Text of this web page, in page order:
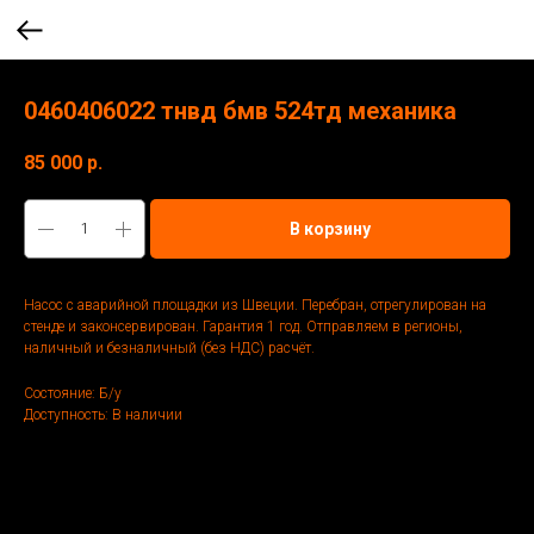
0460406022 тнвд бмв 524тд механика
85 000 р.
В корзину
Насос с аварийной площадки из Швеции. Перебран, отрегулирован на
стенде и законсервирован. Гарантия 1 год. Отправляем в регионы,
наличный и безналичный (без НДС) расчёт.
Состояние: Б/у
Доступность: В наличии